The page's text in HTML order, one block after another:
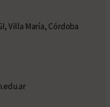
Villa María, Córdoba